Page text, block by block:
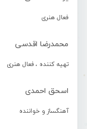
فعال هنری
محمدرضا اقدسی
تهیه کننده ، فعال هنری
اسحق احمدی
آهنگساز و خواننده